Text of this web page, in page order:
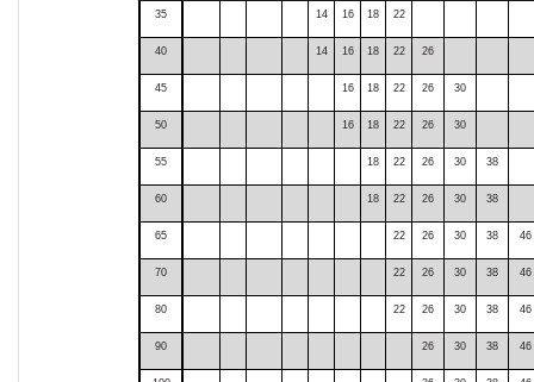
35 14 16 18 22
40 14 16 18 22 26
45 16 18 22 26 30
50 16 18 22 26 30
55 18 22 26 30 38
60 18 22 26 30 38
65 22 26 30 38 46
70 22 26 30 38 46
80 22 26 30 38 46
90 26 30 38 46